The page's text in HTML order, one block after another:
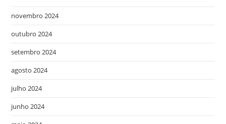
novembro 2024
outubro 2024
setembro 2024
agosto 2024
julho 2024
junho 2024